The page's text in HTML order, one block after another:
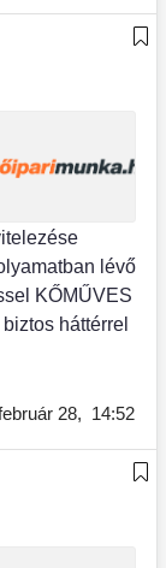
lévő
KŐMŰVES
háttérrel
28, 14:52